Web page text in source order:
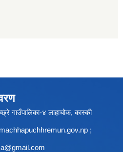
गाउँपालिका-४ लाहाचोक, कास्की
;